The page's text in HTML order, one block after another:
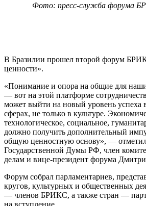
Фото: пресс-служба форума
В Бразилии прошел второй форум
ценности».
«Понимание и опора на общие для
— вот на этой платформе
может выйти на новый уровень успеха
сферах, не только в культуре.
технологическое, социальное,
должно получить дополнительный
общую ценностную основу», — отметил
Государственной Думы РФ, член
делам и вице-президент форума
Форум собрал парламентариев,
кругов, культурных и общественных
— членов БРИКС, а также стран —
на вступление.